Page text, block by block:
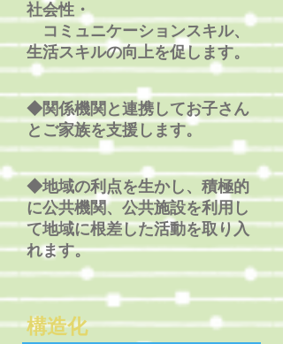
社会性・
コミュニケーションスキル、
生活スキルの向上を促します。
◆関係機関と連携してお子さん
とご家族を支援します。
◆地域の利点を生かし、積極的
に公共機関、公共施設を利用し
て地域に根差した活動を取り入
れます。
構造化